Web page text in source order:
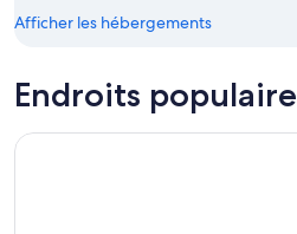
Afficher les hébergements
Endroits
Sky Tower